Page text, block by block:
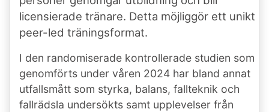
licensierade tränare. Detta möjliggör ett unikt
peer-led träningsformat.
I den randomiserade kontrollerade studien som
genomförts under våren 2024 har bland annat
utfallsmått som styrka, balans, fallteknik och
fallrädsla undersökts samt upplevelser från